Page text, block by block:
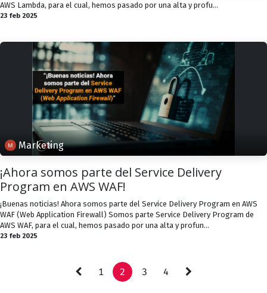
AWS Lambda, para el cual, hemos pasado por una alta y profu...
23 feb 2025
Marketing
¡Ahora somos parte del Service Delivery
Program en AWS WAF!
¡Buenas noticias! Ahora somos parte del Service Delivery Program en AWS
WAF (Web Application Firewall) Somos parte Service Delivery Program de
AWS WAF, para el cual, hemos pasado por una alta y profun...
23 feb 2025
1 2 3 4